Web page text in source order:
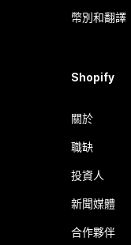
幣別和翻譯
Shopify
關於
職缺
投資人
新聞媒體
合作夥伴